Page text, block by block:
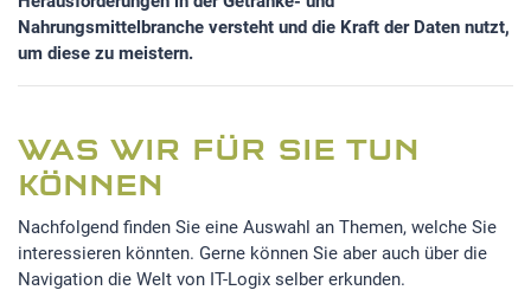
Nahrungsmittelbranche versteht und die Kraft der Daten nutzt,
um diese zu meistern.
WAS WIR FÜR SIE TUN
KÖNNEN
Nachfolgend finden Sie eine Auswahl an Themen, welche Sie
interessieren könnten. Gerne können Sie aber auch über die
Navigation die Welt von IT-Logix selber erkunden.